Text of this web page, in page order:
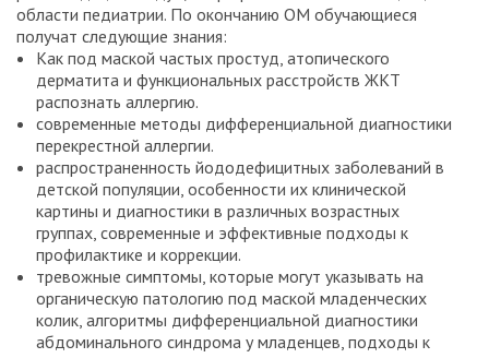
области педиатрии. По окончанию ОМ обучающиеся
получат следующие знания:
Как под маской частых простуд, атопического
дерматита и функциональных расстройств ЖКТ
распознать аллергию.
современные методы дифференциальной диагностики
перекрестной аллергии.
распространенность йододефицитных заболеваний в
детской популяции, особенности их клинической
картины и диагностики в различных возрастных
группах, современные и эффективные подходы к
профилактике и коррекции.
тревожные симптомы, которые могут указывать на
органическую патологию под маской младенческих
колик, алгоритмы дифференциальной диагностики
абдоминального синдрома у младенцев, подходы к